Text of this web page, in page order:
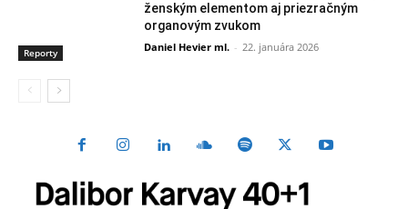
Reporty
ženským elementom aj priezračným
organovým zvukom
Daniel Hevier ml. - 22. januára 2026